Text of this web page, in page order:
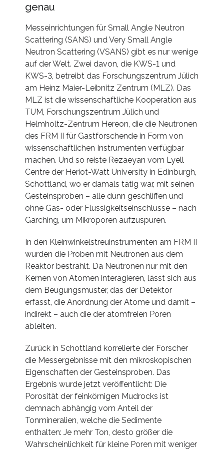
genau
Messeinrichtungen für Small Angle Neutron
Scattering (SANS) und Very Small Angle
Neutron Scattering (VSANS) gibt es nur wenige
auf der Welt. Zwei davon, die KWS-1 und
KWS-3, betreibt das Forschungszentrum Jülich
am Heinz Maier-Leibnitz Zentrum (MLZ). Das
MLZ ist die wissenschaftliche Kooperation aus
TUM, Forschungszentrum Jülich und
Helmholtz-Zentrum Hereon, die die Neutronen
des FRM II für Gastforschende in Form von
wissenschaftlichen Instrumenten verfügbar
machen. Und so reiste Rezaeyan vom Lyell
Centre der Heriot-Watt University in Edinburgh,
Schottland, wo er damals tätig war, mit seinen
Gesteinsproben – alle dünn geschliffen und
ohne Gas- oder Flüssigkeitseinschlüsse – nach
Garching, um Mikroporen aufzuspüren.
In den Kleinwinkelstreuinstrumenten am FRM II
wurden die Proben mit Neutronen aus dem
Reaktor bestrahlt. Da Neutronen nur mit den
Kernen von Atomen interagieren, lässt sich aus
dem Beugungsmuster, das der Detektor
erfasst, die Anordnung der Atome und damit –
indirekt – auch die der atomfreien Poren
ableiten.
Zurück in Schottland korrelierte der Forscher
die Messergebnisse mit den mikroskopischen
Eigenschaften der Gesteinsproben. Das
Ergebnis wurde jetzt veröffentlicht: Die
Porosität der feinkörnigen Mudrocks ist
demnach abhängig vom Anteil der
Tonmineralien, welche die Sedimente
enthalten: Je mehr Ton, desto größer die
Wahrscheinlichkeit für kleine Poren mit weniger